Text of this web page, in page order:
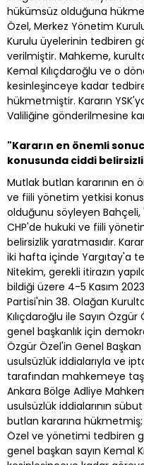
hükümsüz olduğuna
Özel, Merkez Yönetim
Kurulu üyelerinin tedbiren
verilmiştir. Mahkeme,
Kemal Kılıçdaroğlu ve o
kesinleşinceye kadar
hükmetmiştir. Kararın
Valiliğine gönderilmesine
"Kararın en önemli
konusunda ciddi
Mutlak butlan kararının en
ve fiili yönetim yetkisi
olduğunu söyleyen
CHP'de hukuki ve fiili
belirsizlik yaratmasıdır.
iki hafta içinde Yargıtay'a
Nitekim, gerekli itirazın
bildiği üzere 4-5 Kasım
Partisi'nin 38. Olağan
Kılıçdaroğlu ile Sayın
genel başkanlık için
Özgür Özel'in Genel
usulsüzlük iddialarıyla ve
tarafından mahkemeye
Ankara Bölge Adliye
usulsüzlük iddialarının
butlan kararına
Özel ve yönetimi tedbiren
genel başkan sayın Kemal